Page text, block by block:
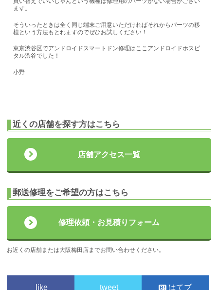
ます。
そういったときは全く同じ端末ご用意いただければそれからパーツの移
植という方法もとれますのでぜひお試しください！
東京渋谷区でアンドロイドスマートドン修理はここアンドロイドホスピ
タル渋谷でした！
小野
近くの店舗を探す方はこちら
店舗アクセス一覧
郵送修理をご希望の方はこちら
修理依頼・お見積りフォーム
お近くの店舗または大阪梅田店までお問い合わせください。
like tweet はてブ